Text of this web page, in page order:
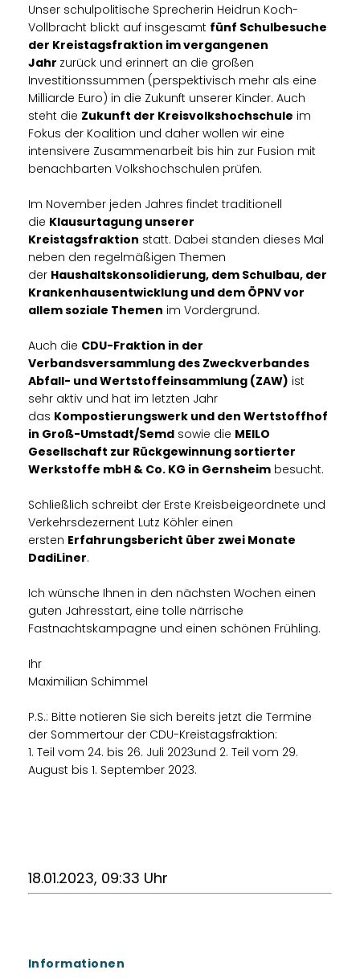
Unser schulpolitische Sprecherin Heidrun Koch-
Vollbracht blickt auf insgesamt fünf Schulbesuche
der Kreistagsfraktion im vergangenen
Jahr zurück und erinnert an die großen
Investitionssummen (perspektivisch mehr als eine
Milliarde Euro) in die Zukunft unserer Kinder. Auch
steht die Zukunft der Kreisvolkshochschule im
Fokus der Koalition und daher wollen wir eine
intensivere Zusammenarbeit bis hin zur Fusion mit
benachbarten Volkshochschulen prüfen.
Im November jeden Jahres findet traditionell
die Klausurtagung unserer
Kreistagsfraktion statt. Dabei standen dieses Mal
neben den regelmäßigen Themen
der Haushaltskonsolidierung, dem Schulbau, der
Krankenhausentwicklung und dem ÖPNV vor
allem soziale Themen im Vordergrund.
Auch die CDU-Fraktion in der
Verbandsversammlung des Zweckverbandes
Abfall- und Wertstoffeinsammlung (ZAW) ist
sehr aktiv und hat im letzten Jahr
das Kompostierungswerk und den Wertstoffhof
in Groß-Umstadt/Semd sowie die MEILO
Gesellschaft zur Rückgewinnung sortierter
Werkstoffe mbH & Co. KG in Gernsheim besucht.
Schließlich schreibt der Erste Kreisbeigeordnete und
Verkehrsdezernent Lutz Köhler einen
ersten Erfahrungsbericht über zwei Monate
DadiLiner.
Ich wünsche Ihnen in den nächsten Wochen einen
guten Jahresstart, eine tolle närrische
Fastnachtskampagne und einen schönen Frühling.
Ihr
Maximilian Schimmel
P.S.: Bitte notieren Sie sich bereits jetzt die Termine
der Sommertour der CDU-Kreistagsfraktion:
1. Teil vom 24. bis 26. Juli 2023und 2. Teil vom 29.
August bis 1. September 2023.
18.01.2023, 09:33 Uhr
Informationen